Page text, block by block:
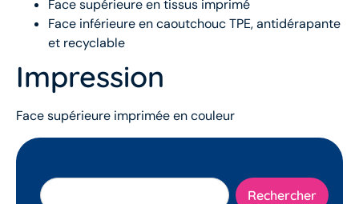
Face supérieure en tissus imprimé
Face inférieure en caoutchouc TPE, antidérapante
et recyclable
Impression
Face supérieure imprimée en couleur
Rechercher